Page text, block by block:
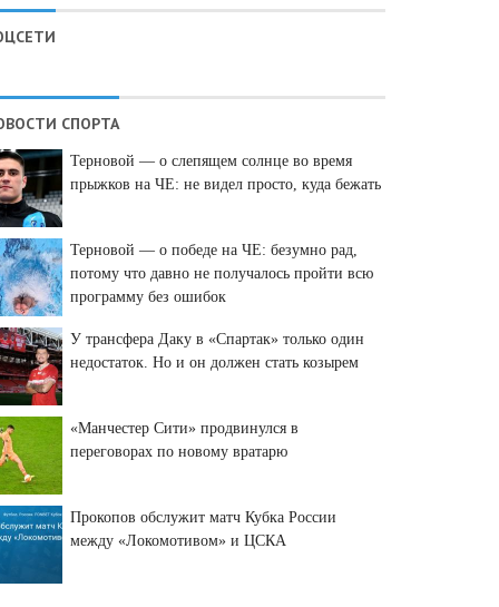
СПОРТА
Терновой — о слепящем солнце во время
прыжков на ЧЕ: не видел просто, куда бежать
Терновой — о победе на ЧЕ: безумно рад,
потому что давно не получалось пройти всю
программу без ошибок
У трансфера Даку в «Спартак» только один
недостаток. Но и он должен стать козырем
«Манчестер Сити» продвинулся в
переговорах по новому вратарю
Прокопов обслужит матч Кубка России
между «Локомотивом» и ЦСКА